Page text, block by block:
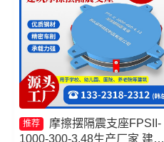
推荐
摩擦摆隔震支座FPSII-
1000-300-3.48生产厂家 建筑